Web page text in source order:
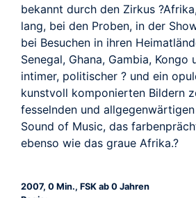
bekannt durch den Zirkus
lang, bei den Proben, in der
bei Besuchen in ihren
Senegal, Ghana, Gambia, Kongo
intimer, politischer ? und ein
kunstvoll komponierten Bildern
fesselnden und
Sound of Music, das
ebenso wie das graue Afrika.?
2007, 0 Min., FSK ab 0 Jahren